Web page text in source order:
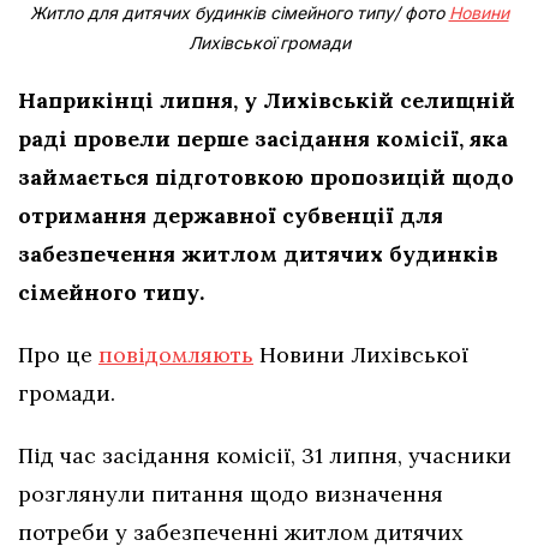
Житло для дитячих будинків сімейного типу/ фото Новини
Лихівської громади
Наприкінці липня, у Лихівській селищній
раді провели перше засідання комісії, яка
займається підготовкою пропозицій щодо
отримання державної субвенції для
забезпечення житлом дитячих будинків
сімейного типу.
Про це повідомляють Новини Лихівської
громади.
Під час засідання комісії, 31 липня, учасники
розглянули питання щодо визначення
потреби у забезпеченні житлом дитячих